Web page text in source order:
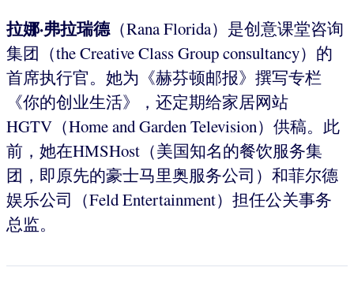
拉娜·弗拉瑞德（Rana Florida）是创意课堂咨询
集团（the Creative Class Group consultancy）的
首席执行官。她为《赫芬顿邮报》撰写专栏
《你的创业生活》，还定期给家居网站
HGTV（Home and Garden Television）供稿。此
前，她在HMSHost（美国知名的餐饮服务集
团，即原先的豪士马里奥服务公司）和菲尔德
娱乐公司（Feld Entertainment）担任公关事务
总监。